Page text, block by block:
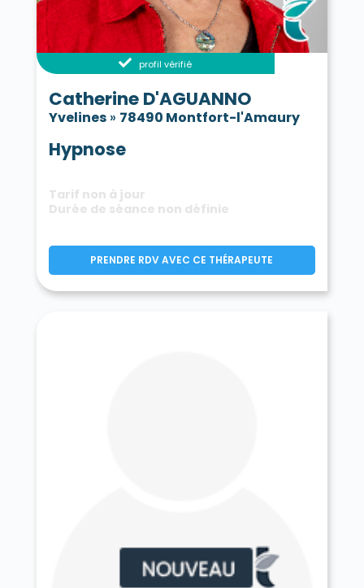
profil vérifié
Catherine D'AGUANNO
Yvelines» 78490 Montfort-l'Amaury
Hypnose
Tarif non à jour
Durée de séance non définie
PRENDRE RDV AVEC CE THÉRAPEUTE